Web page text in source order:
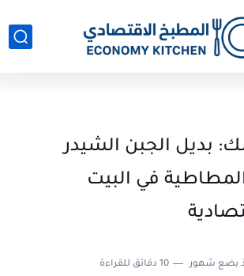
بديل الجبن الشيدر
المطاطية في البيت
بضع شهور 10 دقائق للقراءة